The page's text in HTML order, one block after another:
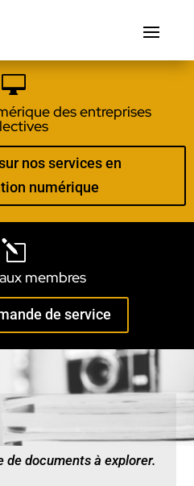

des entreprises
nos services en
numérique
l
membres
de service
de documents à explorer.